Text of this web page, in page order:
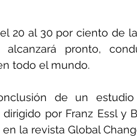
20 al 30 por ciento de
pronto,
todo el mundo.
de un
por Franz Essl y
la revista Global